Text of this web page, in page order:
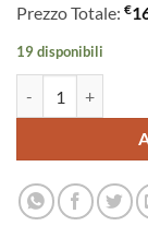
Prezzo Totale: €
19 disponibili